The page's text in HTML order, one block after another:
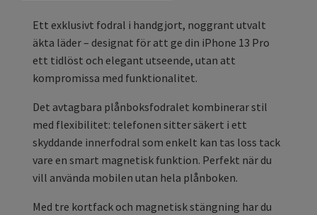
Ett exklusivt fodral i handgjort, noggrant utvalt
äkta läder – designat för att ge din iPhone 13 Pro
ett tidlöst och elegant utseende, utan att
kompromissa med funktionalitet.
Det avtagbara plånboksfodralet kombinerar stil
med flexibilitet: telefonen sitter säkert i ett
skyddande innerfodral som enkelt kan tas loss tack
vare en smart magnetisk funktion. Perfekt när du
vill använda mobilen utan hela plånboken.
Med tre kortfack och magnetisk stängning har du